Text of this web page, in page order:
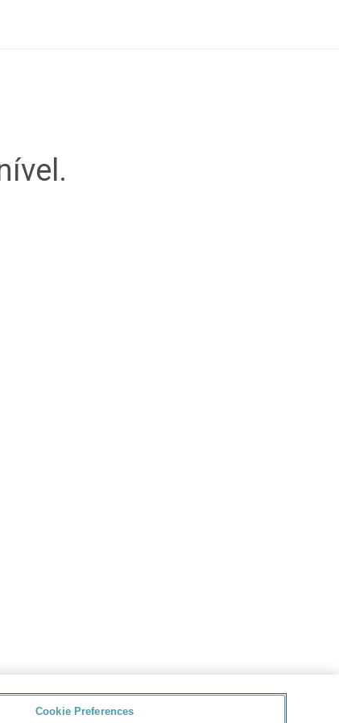
Cookie Preferences